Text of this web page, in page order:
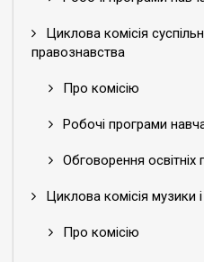
Циклова комісія
правознавства
Про комісію
Робочі програми
Обговорення освітніх
Циклова комісія музики
Про комісію